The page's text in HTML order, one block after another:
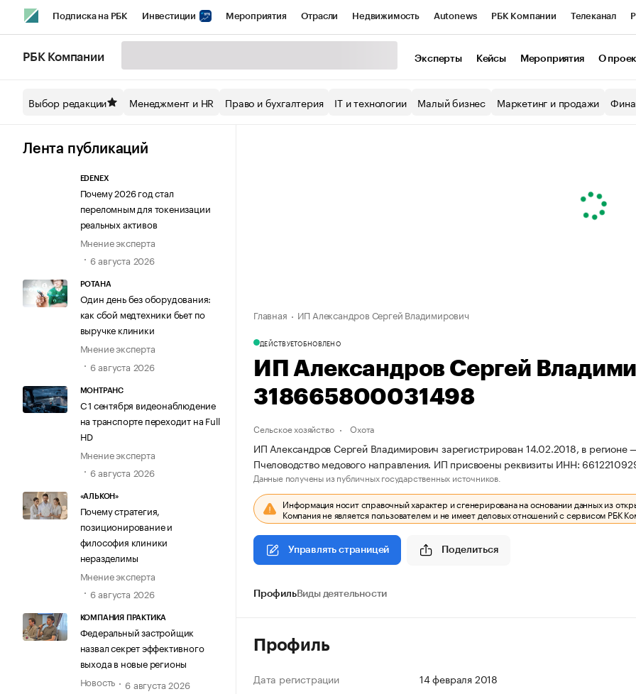
Подписка на РБК Инвестиции Мероприятия Отрасли Недвижимость Autonews РБК Компании Телеканал
Спецпроекты СПб Конференции СПб Спецпроекты Экономика Бизнес
Технологии и медиа
РБК Компании Эксперты Кейсы Мероприятия О
Выбор редакции Менеджмент и HR Право и бухгалтерия IT и технологии Малый бизнес Маркетинг и продажи
Лента публикаций
EDENEX
Почему 2026 год стал
переломным для токенизации
реальных активов
Мнение эксперта
6 августа 2026
РОТАНА
Один день без оборудования:
как сбой медтехники бьет по
выручке клиники
Мнение эксперта
6 августа 2026
МОНТРАНС
С 1 сентября видеонаблюдение
на транспорте переходит на Full
HD
Мнение эксперта
6 августа 2026
«АЛЬКОН»
Почему стратегия,
позиционирование и
философия клиники
неразделимы
Мнение эксперта
6 августа 2026
КОМПАНИЯ ПРАКТИКА
Федеральный застройщик
назвал секрет эффективного
выхода в новые регионы
Новость
6 августа 2026
Главная ИП Александров Сергей Владимирович
ДЕЙСТВУЕТОБНОВЛЕНО
ИП Александров Сергей
318665800031498
Сельское хозяйство Охота
ИП Александров Сергей Владимирович зарегистрирован 14.02.2018, в регионе
Пчеловодство медового направления. ИП присвоены реквизиты ИНН:
Данные получены из публичных государственных источников.
Информация носит справочный характер и сгенерирована на основании данных из
Компания не является пользователем и не имеет деловых отношений с сервисом РБК
Управлять страницей Поделиться
ПрофильВиды деятельности
Профиль
Дата регистрации
14 февраля 2018